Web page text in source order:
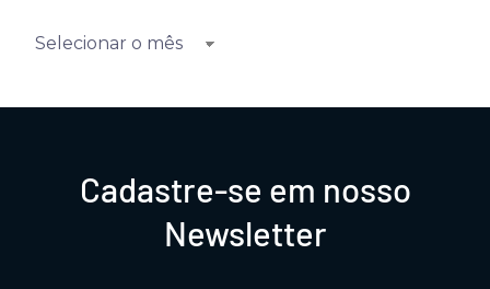
Cadastre-se em nosso
Newsletter